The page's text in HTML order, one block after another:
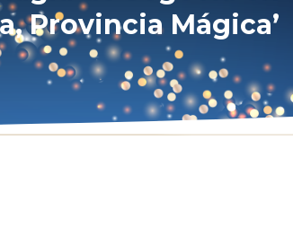
Provincia Mágica’